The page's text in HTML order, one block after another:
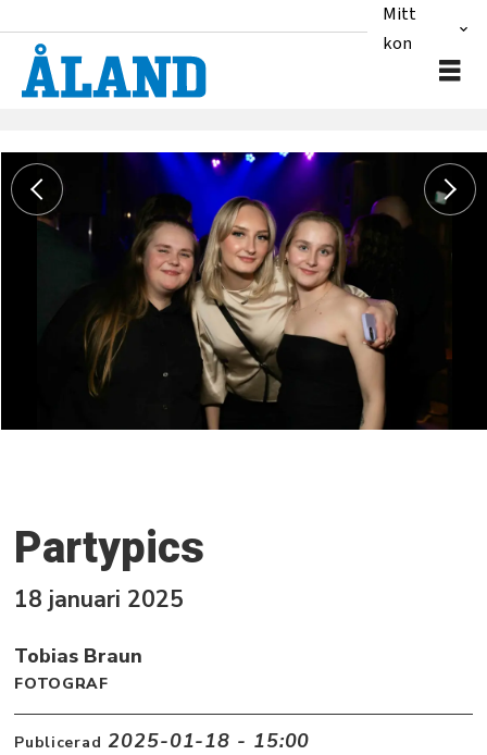
Mitt
konto
Partypics
18 januari 2025
Tobias Braun
FOTOGRAF
Publicerad 2025-01-18 - 15:00